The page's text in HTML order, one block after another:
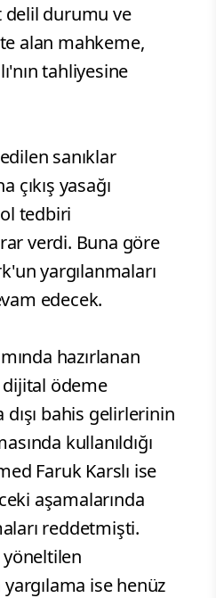
delil durumu ve
alan mahkeme,
tahliyesine
sanıklar
çıkış yasağı
tedbiri
verdi. Buna göre
yargılanmaları
edecek.
hazırlanan
dijital ödeme
dışı bahis gelirlerinin
kullanıldığı
Faruk Karslı ise
aşamalarında
reddetmişti.
yöneltilen
ise henüz